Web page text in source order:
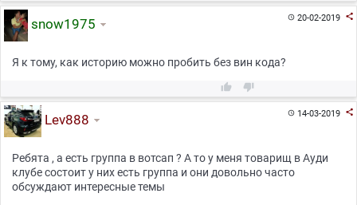
20-02-2019 
snow1975
Я к тому, как историю можно пробить без вин кода?
 
14-03-2019 
Lev888
Ребята , а есть группа в вотсап ? А то у меня товарищ в Ауди
клубе состоит у них есть группа и они довольно часто
обсуждают интересные темы